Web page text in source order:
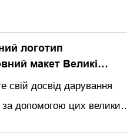
логотип
макет Великі
коробки з кришками
свій досвід дарування
за допомогою цих великих